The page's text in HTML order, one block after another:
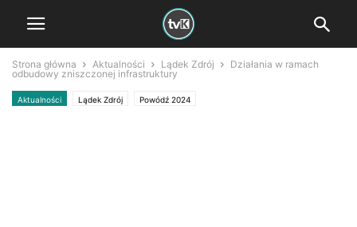
Strona główna Aktualności Lądek Zdrój
Działania w ramach
odbudowy zniszczonej infrastruktury
Aktualności Lądek Zdrój Powódź 2024